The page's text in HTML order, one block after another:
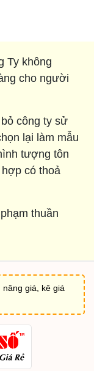
Ty không
cho người
công ty sử
lại làm mẫu
tượng tôn
có thoả
thuần
giá, kê giá